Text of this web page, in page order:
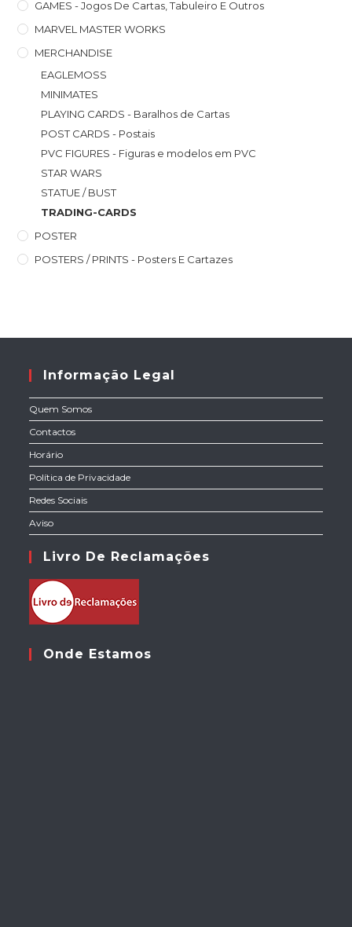
GAMES - Jogos De Cartas, Tabuleiro E Outros
MARVEL MASTER WORKS
MERCHANDISE
EAGLEMOSS
MINIMATES
PLAYING CARDS - Baralhos de Cartas
POST CARDS - Postais
PVC FIGURES - Figuras e modelos em PVC
STAR WARS
STATUE / BUST
TRADING-CARDS
POSTER
POSTERS / PRINTS - Posters E Cartazes
Informação Legal
Quem Somos
Contactos
Horário
Política de Privacidade
Redes Sociais
Aviso
Livro De Reclamações
Onde Estamos